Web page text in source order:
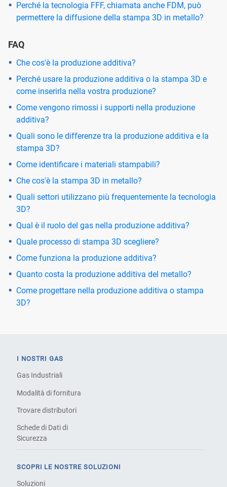
Perché la tecnologia FFF, chiamata anche FDM, può
permettere la diffusione della stampa 3D in metallo?
FAQ
Che cos'è la produzione additiva?
Perché usare la produzione additiva o la stampa 3D e
come inserirla nella vostra produzione?
Come vengono rimossi i supporti nella produzione
additiva?
Quali sono le differenze tra la produzione additiva e la
stampa 3D?
Come identificare i materiali stampabili?
Che cos'è la stampa 3D in metallo?
Quali settori utilizzano più frequentemente la tecnologia
3D?
Qual è il ruolo del gas nella produzione additiva?
Quale processo di stampa 3D scegliere?
Come funziona la produzione additiva?
Quanto costa la produzione additiva del metallo?
Come progettare nella produzione additiva o stampa
3D?
I NOSTRI GAS
Gas Industriali
Modalità di fornitura
Trovare distributori
Schede di Dati di
Sicurezza
SCOPRI LE NOSTRE SOLUZIONI
Soluzioni